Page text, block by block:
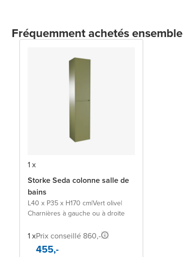
Fréquemment achetés ensemble
1 x
Storke Seda colonne salle de
bains
L40 x P35 x H170 cm|Vert olive|
Charnières à gauche ou à droite
1 xPrix conseillé 860,-
455,-